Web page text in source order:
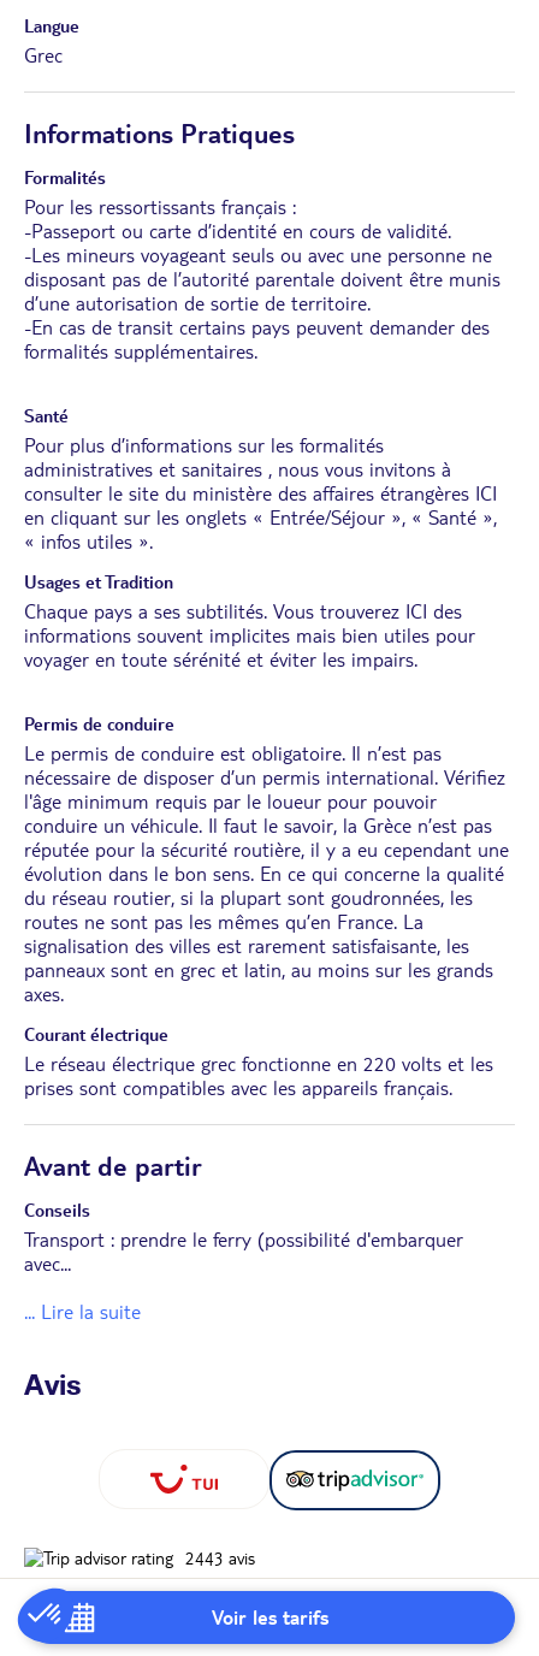
Voir les tarifs
Langue
Grec
Informations Pratiques
Formalités
Pour les ressortissants français :
-Passeport ou carte d’identité en cours de validité.
-Les mineurs voyageant seuls ou avec une personne ne
disposant pas de l’autorité parentale doivent être munis
d’une autorisation de sortie de territoire.
-En cas de transit certains pays peuvent demander des
formalités supplémentaires.
Santé
Pour plus d’informations sur les formalités
administratives et sanitaires , nous vous invitons à
consulter le site du ministère des affaires étrangères ICI
en cliquant sur les onglets « Entrée/Séjour », « Santé »,
« infos utiles ».
Usages et Tradition
Chaque pays a ses subtilités. Vous trouverez ICI des
informations souvent implicites mais bien utiles pour
voyager en toute sérénité et éviter les impairs.
Permis de conduire
Le permis de conduire est obligatoire. Il n’est pas
nécessaire de disposer d’un permis international. Vérifiez
l'âge minimum requis par le loueur pour pouvoir
conduire un véhicule. Il faut le savoir, la Grèce n’est pas
réputée pour la sécurité routière, il y a eu cependant une
évolution dans le bon sens. En ce qui concerne la qualité
du réseau routier, si la plupart sont goudronnées, les
routes ne sont pas les mêmes qu’en France. La
signalisation des villes est rarement satisfaisante, les
panneaux sont en grec et latin, au moins sur les grands
axes.
Courant électrique
Le réseau électrique grec fonctionne en 220 volts et les
prises sont compatibles avec les appareils français.
Avant de partir
Conseils
Transport : prendre le ferry (possibilité d'embarquer
avec...
... Lire la suite
Avis
2443 avis
Notes attribuées
Excellent 1650